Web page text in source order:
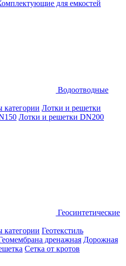
для емкостей
Водоотводные
категории Лотки и решетки
Лотки и решетки DN200
Геосинтетические
категории Геотекстиль
дренажная Дорожная
Сетка от кротов